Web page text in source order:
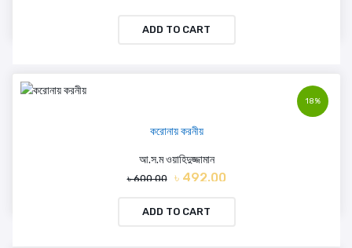
৳ 355.50
ADD TO CART
18%
করোনায় করনীয়
আ.স.ম ওয়াহিদুজ্জামান
৳ 600.00 ৳ 492.00
ADD TO CART